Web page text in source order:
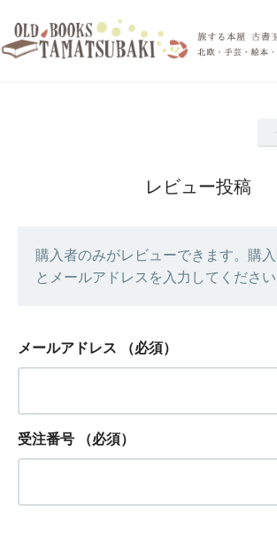
レビュー投稿
購入者のみがレビューできます。購
とメールアドレスを入力してください
メールアドレス （必須）
受注番号 （必須）